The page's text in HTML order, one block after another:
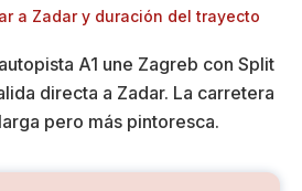
a Zadar y duración del trayecto
A1 une Zagreb con Split
directa a Zadar. La carretera
pero más pintoresca.